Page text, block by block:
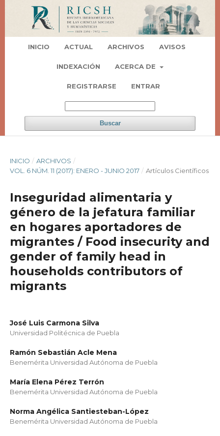
INICIO ACTUAL ARCHIVOS AVISOS
INDEXACIÓN ACERCA DE
REGISTRARSE ENTRAR
Buscar
INICIO / ARCHIVOS /
VOL. 6 NÚM. 11 (2017): ENERO - JUNIO 2017 / Artí­culos Científicos
Inseguridad alimentaria y
género de la jefatura familiar
en hogares aportadores de
migrantes / Food insecurity and
gender of family head in
households contributors of
migrants
José Luis Carmona Silva
Universidad Politécnica de Puebla
Ramón Sebastián Acle Mena
Benemérita Universidad Autónoma de Puebla
María Elena Pérez Terrón
Benemérita Universidad Autónoma de Puebla
Norma Angélica Santiesteban-López
Benemérita Universidad Autónoma de Puebla